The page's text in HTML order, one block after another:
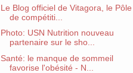
Le Blog officiel de Vitagora, le Pôle
de compétiti...
Photo: USN Nutrition nouveau
partenaire sur le sho...
Santé: le manque de sommeil
favorise l'obésité - N...